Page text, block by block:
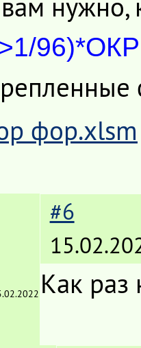
фор.xlsm
#6
Как раз